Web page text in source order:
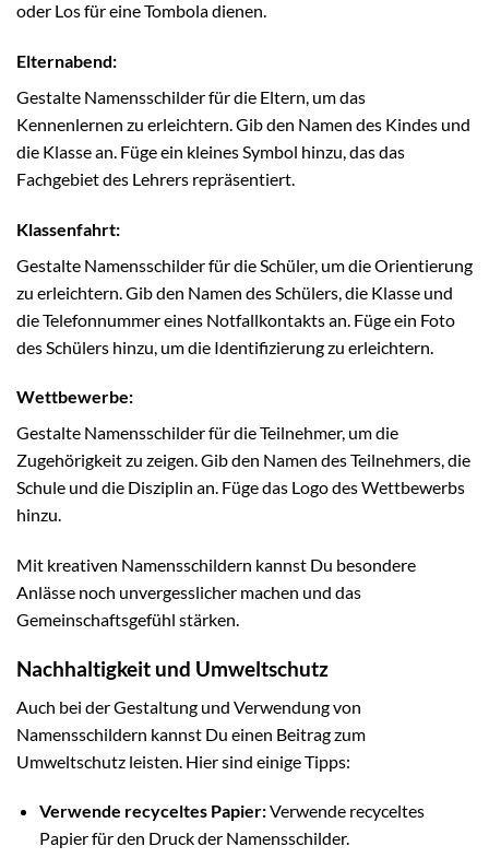
oder Los für eine Tombola dienen.
Elternabend:
Gestalte Namensschilder für die Eltern, um das
Kennenlernen zu erleichtern. Gib den Namen des Kindes und
die Klasse an. Füge ein kleines Symbol hinzu, das das
Fachgebiet des Lehrers repräsentiert.
Klassenfahrt:
Gestalte Namensschilder für die Schüler, um die Orientierung
zu erleichtern. Gib den Namen des Schülers, die Klasse und
die Telefonnummer eines Notfallkontakts an. Füge ein Foto
des Schülers hinzu, um die Identifizierung zu erleichtern.
Wettbewerbe:
Gestalte Namensschilder für die Teilnehmer, um die
Zugehörigkeit zu zeigen. Gib den Namen des Teilnehmers, die
Schule und die Disziplin an. Füge das Logo des Wettbewerbs
hinzu.
Mit kreativen Namensschildern kannst Du besondere
Anlässe noch unvergesslicher machen und das
Gemeinschaftsgefühl stärken.
Nachhaltigkeit und Umweltschutz
Auch bei der Gestaltung und Verwendung von
Namensschildern kannst Du einen Beitrag zum
Umweltschutz leisten. Hier sind einige Tipps:
Verwende recyceltes Papier:Verwende recyceltes
Papier für den Druck der Namensschilder.